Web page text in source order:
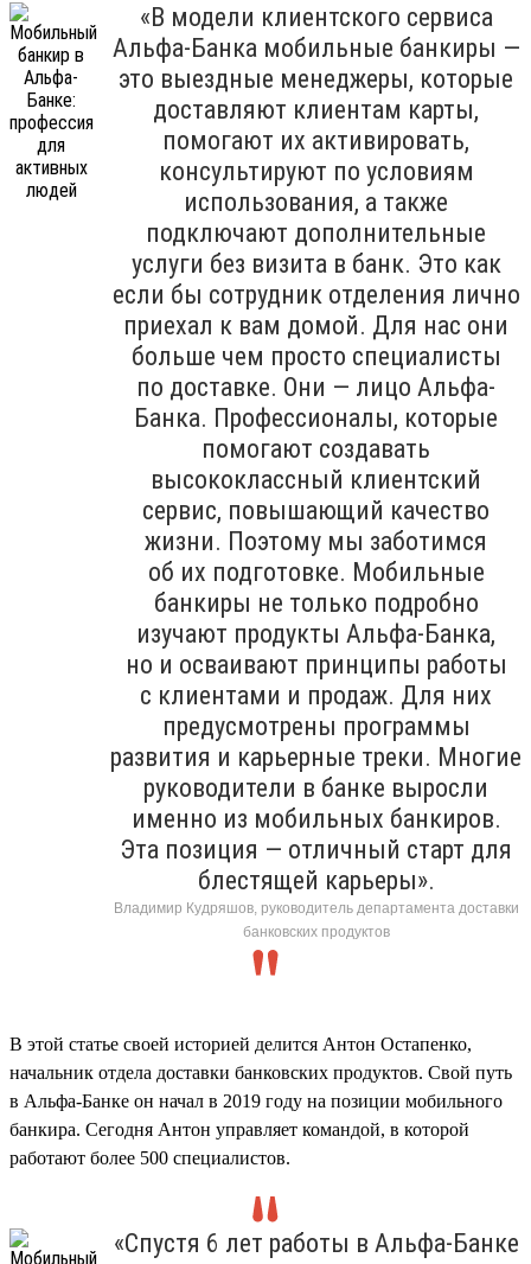
«В модели клиентского сервиса
Альфа-Банка мобильные банкиры —
это выездные менеджеры, которые
доставляют клиентам карты,
помогают их активировать,
консультируют по условиям
использования, а также
подключают дополнительные
услуги без визита в банк. Это как
если бы сотрудник отделения лично
приехал к вам домой. Для нас они
больше чем просто специалисты
по доставке. Они — лицо Альфа-
Банка. Профессионалы, которые
помогают создавать
высококлассный клиентский
сервис, повышающий качество
жизни. Поэтому мы заботимся
об их подготовке. Мобильные
банкиры не только подробно
изучают продукты Альфа-Банка,
но и осваивают принципы работы
с клиентами и продаж. Для них
предусмотрены программы
развития и карьерные треки. Многие
руководители в банке выросли
именно из мобильных банкиров.
Эта позиция — отличный старт для
блестящей карьеры».
Владимир Кудряшов, руководитель департамента доставки
банковских продуктов
В этой статье своей историей делится Антон Остапенко,
начальник отдела доставки банковских продуктов. Свой путь
в Альфа-Банке он начал в 2019 году на позиции мобильного
банкира. Сегодня Антон управляет командой, в которой
работают более 500 специалистов.
«Спустя 6 лет работы в Альфа-Банке